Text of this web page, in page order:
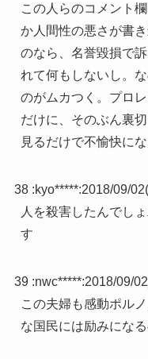
この人らのコメント
か人間性の悪さが書
のなら、名誉毀損で
れて何もしないし。
のがムカつく。プロ
だけに、そのぶん裏
見るだけで不愉快にな
38 :kyo*****:2018/09/
人を殺害したんでし
す
39 :nwc*****:2018/09/
この夫婦も感動ポル
な国民には励みにな